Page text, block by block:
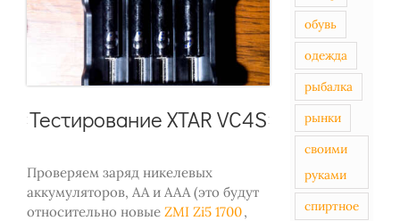
Тестирование XTAR VC4S
Проверяем заряд никелевых
аккумуляторов, АА и ААА (это будут
относительно новые ZMI Zi5 1700,
обувь
одежда
рыбалка
рынки
своими
руками
спиртное